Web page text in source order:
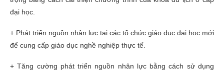
đại học.
+ Phát triển nguồn nhân lực tại các tổ chức giáo dục đại học mới
để cung cấp giáo dục nghề nghiệp thực tế.
+ Tăng cường phát triển nguồn nhân lực bằng cách sử dụng